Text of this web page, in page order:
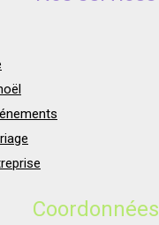
Coordonnées